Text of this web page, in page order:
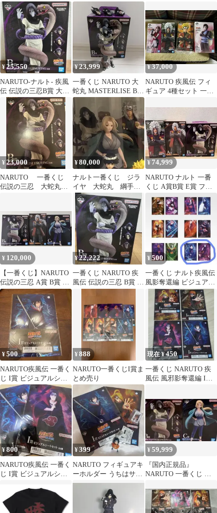
ートセット サスケ 大蛇
丸
MASTERLISE
¥25,550
NARUTO-ナルト- 疾風
伝 伝説の三忍B賞 大蛇
丸
¥23,999
一番くじ NARUTO 大
蛇丸 MASTERLISE B賞
フィギュア
¥37,000
NARUTO 疾風伝 フィ
ギュア 4種セット 一番
¥23,000
NARUTO 一番くじ
伝説の三忍 大蛇丸
¥80,000
ナルト一番くじ ジラ
イヤ 大蛇丸 綱手 3
体セット
¥ 74,999
NARUTO ナルト 一番
くじ A賞B賞 E賞 フィ
ギュア 自来也 大蛇丸
¥ 120,000
【一番くじ】NARUTO
伝説の三忍 A賞 B賞 C
賞 未開封3点セット
¥22,222
一番くじ NARUTO 疾
風伝 伝説の三忍 B賞 大
¥500
一番くじ ナルト疾風伝
風影奪還編 ビジュアル
シートセット 「サスケ
＆大蛇丸」
¥500
NARUTO疾風伝 一番く
じ I賞 ビジュアルシー
ト
¥888
NARUTO一番くじI賞ま
とめ売り
現在 ¥450
一番くじ NARUTO 疾
風伝 風邪影奪還編 I賞
¥800
NARUTO疾風伝 一番く
じ I賞 ビジュアルシー
¥399
NARUTO フィギュアキ
ーホルダー うちはサス
ケ 一番くじ まとめ売り
¥59,999
『国内正規品』
NARUTO 一番くじ フ
MASTERLISE